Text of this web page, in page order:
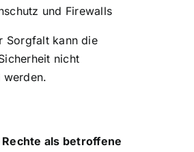
und Firewalls
Sorgfalt kann die
nicht
werden.
als betroffene